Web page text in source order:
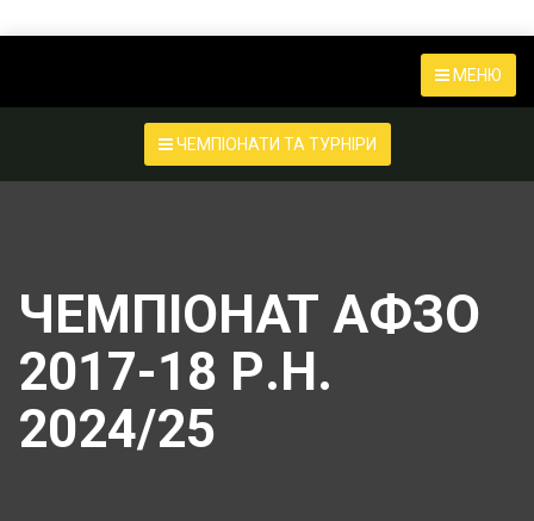
МЕНЮ
ЧЕМПІОНАТИ ТА ТУРНІРИ
ЧЕМПІОНАТ АФЗО
2017-18 Р.Н.
2024/25